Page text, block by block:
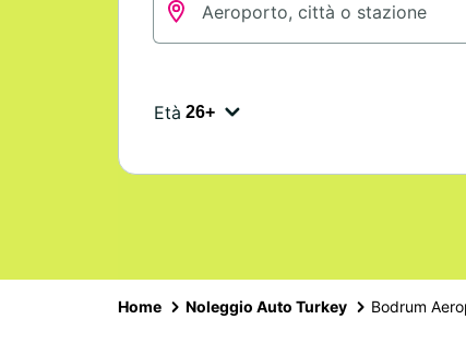
Età
Home Noleggio Auto Turkey Bodrum